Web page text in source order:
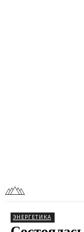
ЭНЕРГЕТИКА